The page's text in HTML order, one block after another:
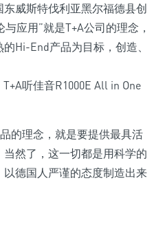
威斯特伐利亚黑尔福德县创
应用”就是T+A公司的理念，
Hi-End产品为目标，创造、
的理念，就是要提供最具活
然了，这一切都是用科学的
德国人严谨的态度制造出来